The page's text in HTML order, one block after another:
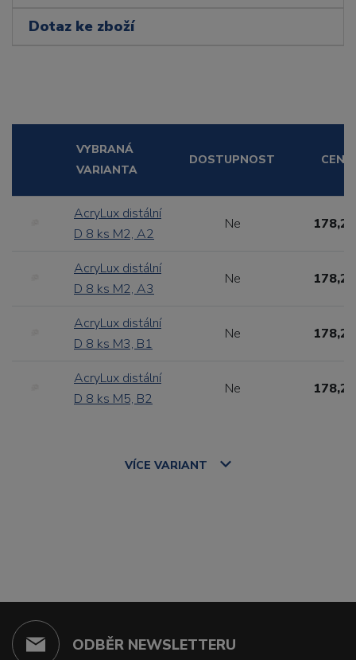
Dotaz ke zboží
VYBRANÁ
VARIANTA
DOSTUPNOST CENA
AcryLux distální
D 8 ks M2, A2
Ne
AcryLux distální
D 8 ks M2, A3
Ne
AcryLux distální
D 8 ks M3, B1
Ne
AcryLux distální
D 8 ks M5, B2
Ne
VÍCE VARIANT
ODBĚR NEWSLETTERU